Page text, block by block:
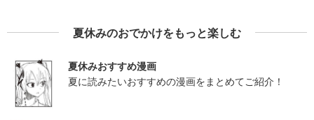
夏休みのおでかけをもっと楽しむ
夏休みおすすめ漫画
夏に読みたいおすすめの漫画をまとめてご紹介！